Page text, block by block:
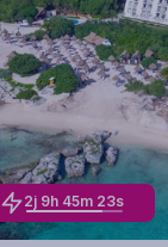
2j 9h 45m 21s